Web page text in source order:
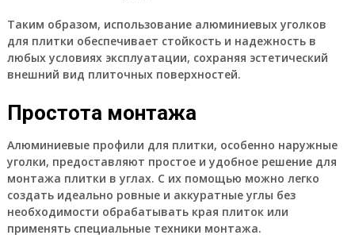
Таким образом, использование алюминиевых уголков
для плитки обеспечивает стойкость и надежность в
любых условиях эксплуатации, сохраняя эстетический
внешний вид плиточных поверхностей.
Простота монтажа
Алюминиевые профили для плитки, особенно наружные
уголки, предоставляют простое и удобное решение для
монтажа плитки в углах. С их помощью можно легко
создать идеально ровные и аккуратные углы без
необходимости обрабатывать края плиток или
применять специальные техники монтажа.